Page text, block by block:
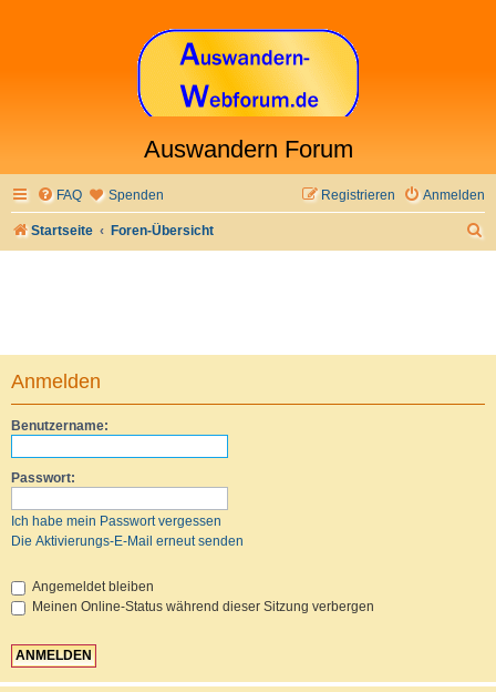
Auswandern Forum
FAQ Spenden Anmelden
Registrieren
Startseite Foren-Übersicht
Anmelden
Benutzername:
Passwort:
Ich habe mein Passwort vergessen
Die Aktivierungs-E-Mail erneut senden
Angemeldet bleiben
Meinen Online-Status während dieser Sitzung verbergen